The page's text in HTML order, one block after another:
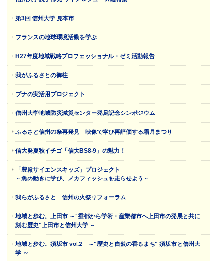
第3回 信州大学 見本市
フランスの地球環境活動を学ぶ
H27年度地域戦略プロフェッショナル・ゼミ活動報告
我がふるさとの御柱
ブナの実活用プロジェクト
信州大学地域防災減災センター発足記念シンポジウム
ふるさと信州の祭再発見 映像で学び再評価する霜月まつり
信大発夏秋イチゴ「信大BS8-9」の魅力！
「豊殿サイエンスキッズ」プロジェクト
～魚の動きに学び、メカフィッシュを走らせよう～
我らがふるさと 信州の火祭りフォーラム
地域と歩む。上田市 ～"蚕都から学術・産業都市へ上田市の発展と共に
刻む歴史"上田市と信州大学 ～
地域と歩む。須坂市 vol.2 ～"歴史と自然の香るまち" 須坂市と信州大
学 ～